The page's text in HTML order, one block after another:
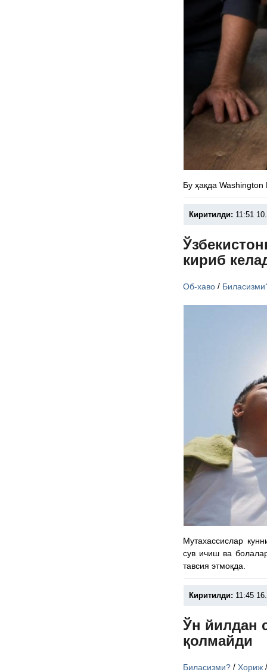
Бу ҳақда
Киритилди: 11:51
кириб
Об-хаво /
Мутахассислар
сув ичиш ва
тавсия этмоқда.
Киритилди: 11:45
Ўн йилдан
қолмайди
Биласизми? /Хориж